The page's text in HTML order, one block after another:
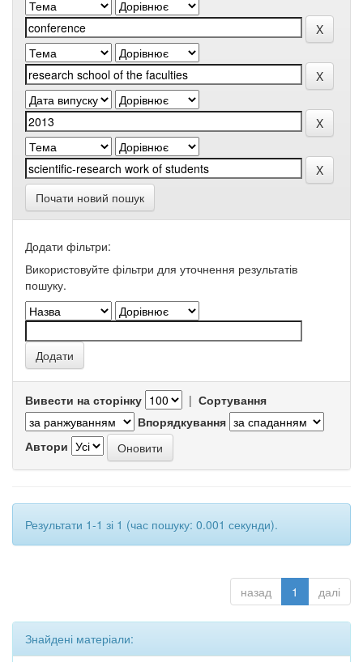
Почати новий пошук
Додати фільтри:
Використовуйте фільтри для уточнення результатів
пошуку.
Вивести на сторінку | Сортування
Впорядкування
Автори
Результати 1-1 зі 1 (час пошуку: 0.001 секунди).
назад 1 далі
Знайдені матеріали: